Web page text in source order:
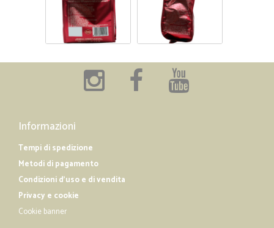
Informazioni
Tempi di spedizione
Metodi di pagamento
Condizioni d'uso e di vendita
Privacy e cookie
Cookie banner